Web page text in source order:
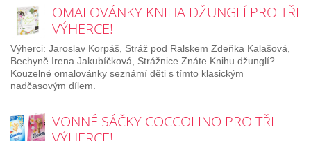
OMALOVÁNKY KNIHA DŽUNGLÍ PRO TŘI
VÝHERCE!
Výherci: Jaroslav Korpáš, Stráž pod Ralskem Zdeňka Kalašová,
Bechyně Irena Jakubíčková, Strážnice Znáte Knihu džunglí?
Kouzelné omalovánky seznámí děti s tímto klasickým
nadčasovým dílem.
VONNÉ SÁČKY COCCOLINO PRO TŘI